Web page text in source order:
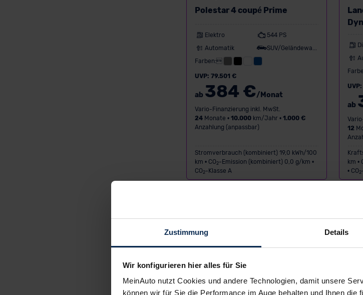
Zustimmung Details
Wir konfigurieren hier alles für Sie
MeinAuto nutzt Cookies und andere Technologien, damit unsere
können wir für Sie die Performance im Auge behalten und Ihnen
Polestar 4 coupé Prime
Elektro
544 PS
Automatik
Farben:
UVP: 79.501 €
ab 384 €/Monat
Vario-Finanzierung inkl. MwSt.
24 Monate •10.000 km/Jahr •1.000 €
Anzahlung (anpassbar)
Stromverbrauch (kombiniert) 19,0 kWh/100
km • CO2-Emission (kombiniert) 0,0 g/km •
CO 2-Klasse A
ab
12
km •
• CO 2
Neuwagen